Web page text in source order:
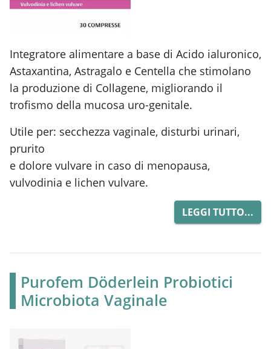
Integratore alimentare a base di Acido ialuronico,
Astaxantina, Astragalo e Centella che stimolano
la produzione di Collagene, migliorando il
trofismo della mucosa uro-genitale.
Utile per: secchezza vaginale, disturbi urinari,
prurito
e dolore vulvare in caso di menopausa,
vulvodinia e lichen vulvare.
LEGGI TUTTO...
Purofem Döderlein Probiotici
Microbiota Vaginale